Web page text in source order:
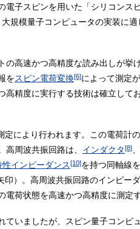
子スピンを用いた「シリコンス
規模量子コンピュータの実装に
高速かつ高精度な読み出しが挙
をスピン電荷変換[6]によって測定
精度に実行する技術は確立して
定により行われます。この電荷計
周波共振回路は、 インダクタ[8]
性インピーダンス[10]を持つ同軸線
）。高周波共振回路のインピー
荷状態を高速かつ高精度に測定
いましたが、スピン量子コンピ